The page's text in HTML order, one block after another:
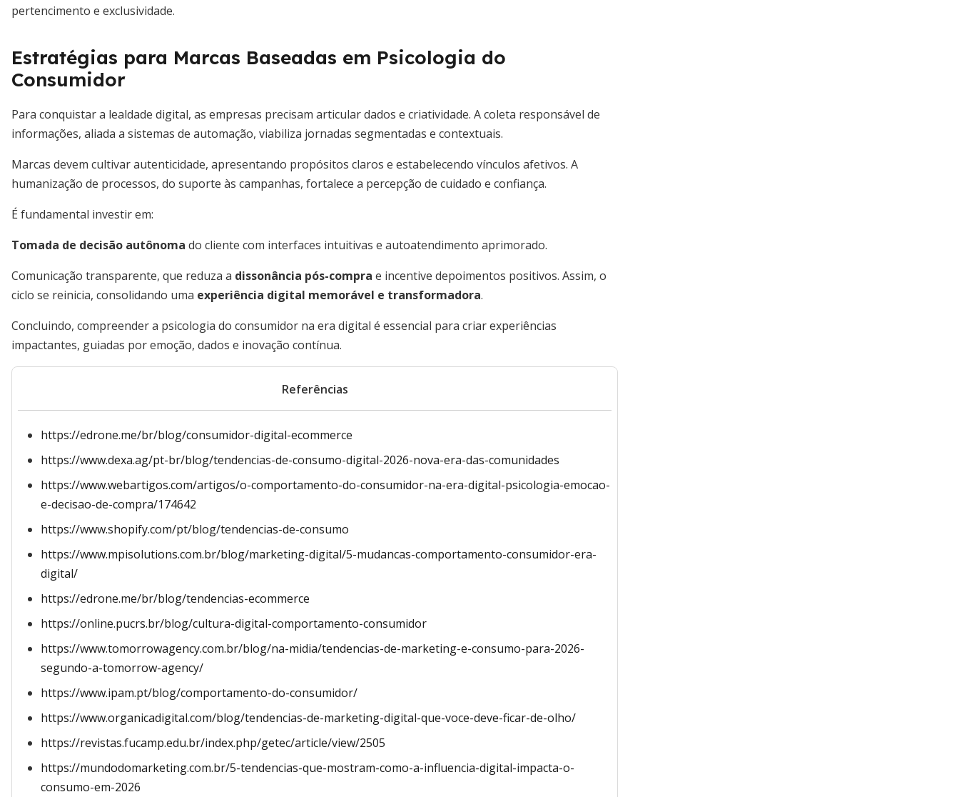
pertencimento e exclusividade.
Estratégias para Marcas Baseadas em Psicologia do
Consumidor
Para conquistar a lealdade digital, as empresas precisam articular dados e criatividade. A coleta responsável de
informações, aliada a sistemas de automação, viabiliza jornadas segmentadas e contextuais.
Marcas devem cultivar autenticidade, apresentando propósitos claros e estabelecendo vínculos afetivos. A
humanização de processos, do suporte às campanhas, fortalece a percepção de cuidado e confiança.
É fundamental investir em:
Tomada de decisão autônoma do cliente com interfaces intuitivas e autoatendimento aprimorado.
Comunicação transparente, que reduza a dissonância pós-compra e incentive depoimentos positivos. Assim, o
ciclo se reinicia, consolidando uma experiência digital memorável e transformadora.
Concluindo, compreender a psicologia do consumidor na era digital é essencial para criar experiências
impactantes, guiadas por emoção, dados e inovação contínua.
Referências
https://edrone.me/br/blog/consumidor-digital-ecommerce
https://www.dexa.ag/pt-br/blog/tendencias-de-consumo-digital-2026-nova-era-das-comunidades
https://www.webartigos.com/artigos/o-comportamento-do-consumidor-na-era-digital-psicologia-emocao-
e-decisao-de-compra/174642
https://www.shopify.com/pt/blog/tendencias-de-consumo
https://www.mpisolutions.com.br/blog/marketing-digital/5-mudancas-comportamento-consumidor-era-
digital/
https://edrone.me/br/blog/tendencias-ecommerce
https://online.pucrs.br/blog/cultura-digital-comportamento-consumidor
https://www.tomorrowagency.com.br/blog/na-midia/tendencias-de-marketing-e-consumo-para-2026-
segundo-a-tomorrow-agency/
https://www.ipam.pt/blog/comportamento-do-consumidor/
https://www.organicadigital.com/blog/tendencias-de-marketing-digital-que-voce-deve-ficar-de-olho/
https://revistas.fucamp.edu.br/index.php/getec/article/view/2505
https://mundodomarketing.com.br/5-tendencias-que-mostram-como-a-influencia-digital-impacta-o-
consumo-em-2026